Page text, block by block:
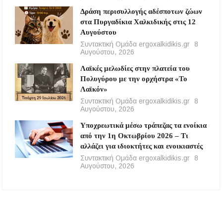
Δράση περισυλλογής αδέσποτων ζώων
στα Πυργαδίκια Χαλκιδικής στις 12
Αυγούστου
Συντακτική Ομάδα ergoxalkidikis.gr
8
Αυγούστου, 2026
Λαϊκές μελωδίες στην πλατεία του
Πολυγύρου με την ορχήστρα «Το
Λαϊκόν»
Συντακτική Ομάδα ergoxalkidikis.gr
8
Αυγούστου, 2026
Υποχρεωτικά μέσω τράπεζας τα ενοίκια
από την 1η Οκτωβρίου 2026 – Τι
αλλάζει για ιδιοκτήτες και ενοικιαστές
Συντακτική Ομάδα ergoxalkidikis.gr
8
Αυγούστου, 2026